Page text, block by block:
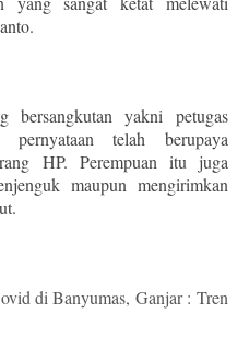
bersangkutan yakni petugas
pernyataan telah berupaya
HP. Perempuan itu juga
maupun mengirimkan
di Banyumas, Ganjar : Tren